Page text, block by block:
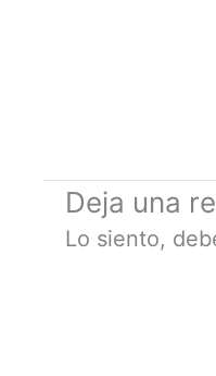
Deja una
Lo siento,